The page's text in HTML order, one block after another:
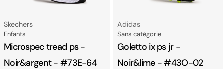
Fournisseur:
Skechers
Catégorie
Enfants
Microspec tread ps -
Noir&argent - #73E-64
Fournisseur:
Adidas
Catégorie
Sans catégorie
Goletto ix ps jr -
Noir&lime - #43O-02